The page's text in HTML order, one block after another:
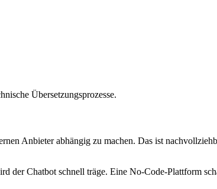
Übersetzungsprozesse.
Anbieter abhängig zu machen. Das ist
der Chatbot schnell träge. Eine No-Code-Plattform